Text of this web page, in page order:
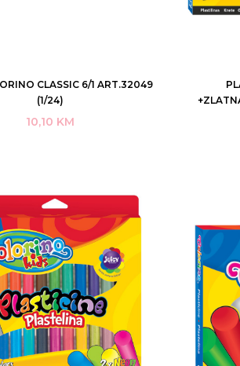
DODAJ U KORPU
KUPI ODMAH
CLASSIC 6/1 ART.32049
(1/24)
10,10 KM